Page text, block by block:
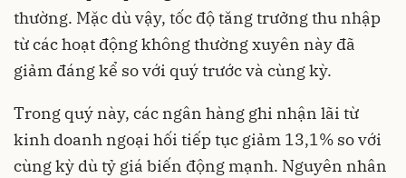
thường. Mặc dù vậy, tốc độ tăng trưởng thu nhập
từ các hoạt động không thường xuyên này đã
giảm đáng kể so với quý trước và cùng kỳ.
Trong quý này, các ngân hàng ghi nhận lãi từ
kinh doanh ngoại hối tiếp tục giảm 13,1% so với
cùng kỳ dù tỷ giá biến động mạnh. Nguyên nhân